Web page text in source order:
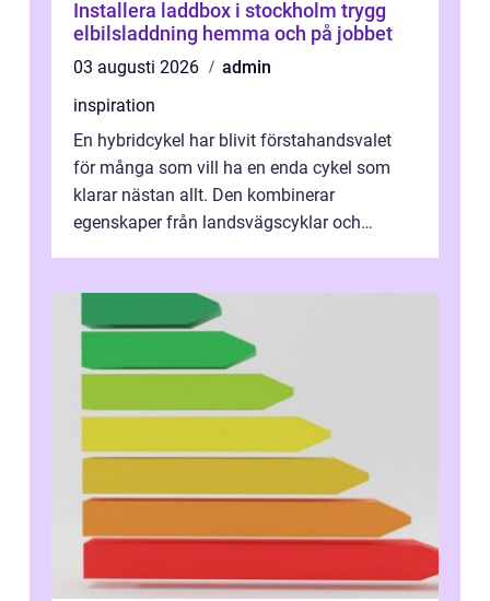
Installera laddbox i stockholm trygg
elbilsladdning hemma och på jobbet
03 augusti 2026
admin
inspiration
En hybridcykel har blivit förstahandsvalet
för många som vill ha en enda cykel som
klarar nästan allt. Den kombinerar
egenskaper från landsvägscyklar och